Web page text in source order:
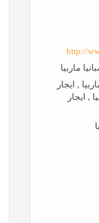
http://
ماربيا
, ايجار
, ايجار